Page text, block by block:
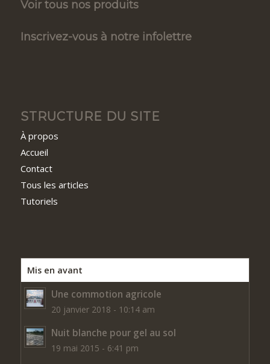
Voir tous nos produits
Inscrivez-vous à notre infolettre
STRUCTURE DU SITE
À propos
Accueil
Contact
Tous les articles
Tutoriels
Mis en avant
Une commotion agricole
20 janvier 2018 - 10:14 am
Nuit blanche pour gel au sol
19 mai 2015 - 6:41 pm